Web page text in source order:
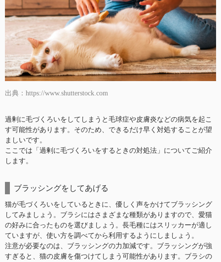
出典：https://www.shutterstock.com
過剰に毛づくろいをしてしまうと毛球症や皮膚炎などの病気を起こ
す可能性があります。そのため、できるだけ早く対処することが望
ましいです。
ここでは「過剰に毛づくろいをするときの対処法」についてご紹介
します。
ブラッシングをしてあげる
猫が毛づくろいをしているときに、優しく声をかけてブラッシング
してみましょう。ブラシにはさまざまな種類がありますので、愛猫
の好みに合ったものを選びましょう。長毛種にはスリッカーが適し
ていますが、使い方を調べてから利用するようにしましょう。
注意が必要なのは、ブラッシングの力加減です。ブラッシングが強
すぎると、猫の皮膚を傷つけてしまう可能性があります。ブラシの